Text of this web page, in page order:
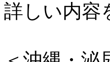
詳しい内容